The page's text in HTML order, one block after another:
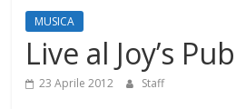
Mensile
arte,
cultura,
MUSICA
Live al Joy’s
23 Aprile 2012 Staff